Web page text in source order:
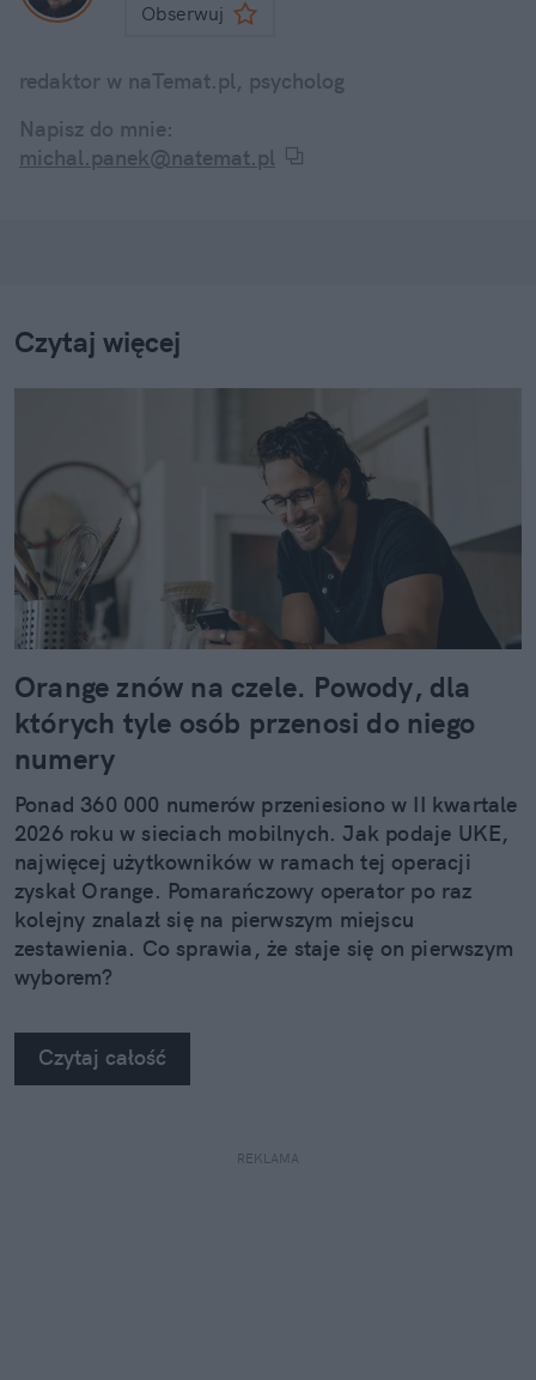
Obserwuj
redaktor w naTemat.pl, psycholog
Napisz do mnie:
michal.panek@natemat.pl
Czytaj więcej
Orange znów na czele. Powody, dla
których tyle osób przenosi do niego
numery
Ponad 360 000 numerów przeniesiono w II kwartale
2026 roku w sieciach mobilnych. Jak podaje UKE,
najwięcej użytkowników w ramach tej operacji
zyskał Orange. Pomarańczowy operator po raz
kolejny znalazł się na pierwszym miejscu
zestawienia. Co sprawia, że staje się on pierwszym
wyborem?
Czytaj całość
REKLAMA